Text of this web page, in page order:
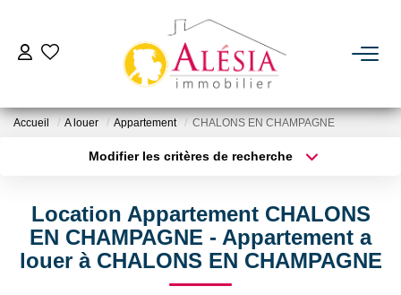
ACHETER
ESTIMER
Accueil A louer Appartement CHALONS EN CHAMPAGNE
Modifier les critères de recherche
Sélectionnez...
Type de bien
Surface min
Location Appartement CHALONS
EN CHAMPAGNE - Appartement a
louer à CHALONS EN CHAMPAGNE